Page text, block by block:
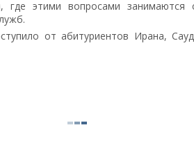
где этими вопросами занимаются
от абитуриентов Ирана,